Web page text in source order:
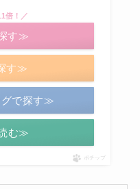
す≫
倍！／
す≫
グで探す≫
む≫
ポチップ